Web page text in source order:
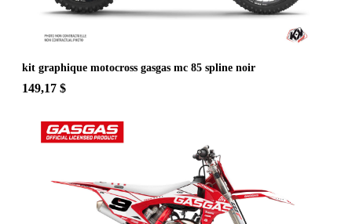
kit graphique motocross gasgas mc 85 spline noir
149,17 $